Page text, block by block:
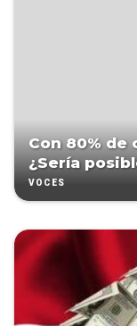
Con 80% de
¿Sería
VOCES